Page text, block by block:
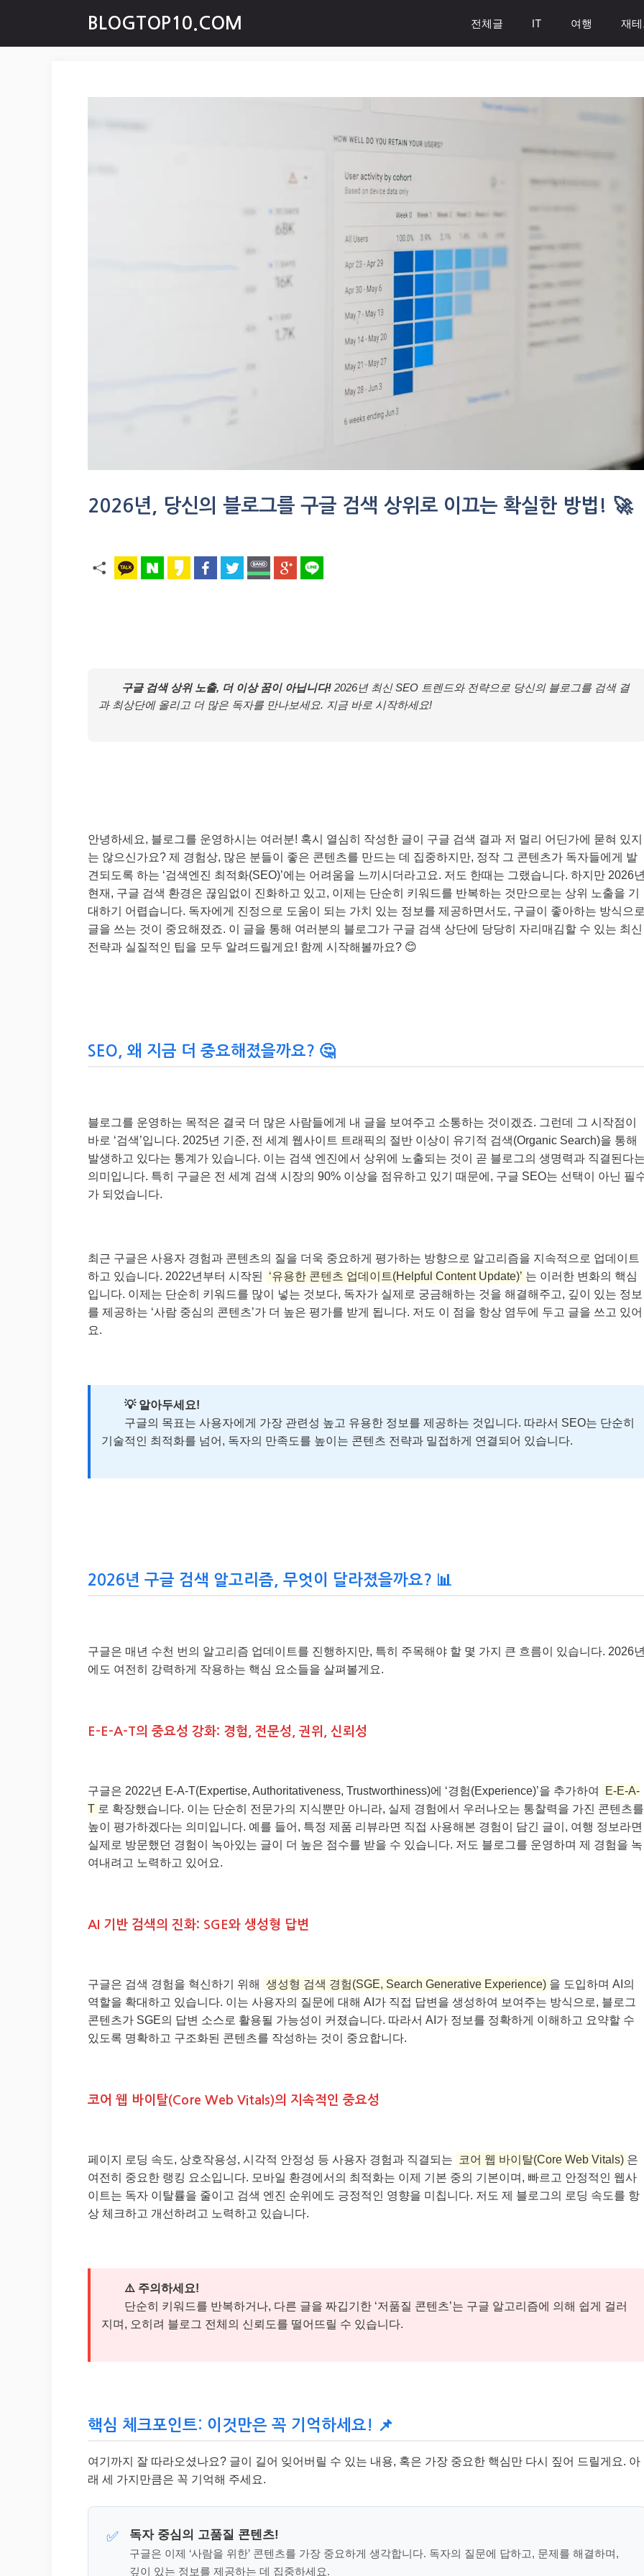
content
BLOGTOP10.COM 전체글 IT 여행 재
2026년, 당신의 블로그를 구글 검색 상위로 이끄는 확실한 방법! 🚀
구글 검색 상위 노출, 더 이상 꿈이 아닙니다! 2026년 최신 SEO 트렌드와 전략으로 당신의 블로그를 검색 결
과 최상단에 올리고 더 많은 독자를 만나보세요. 지금 바로 시작하세요!
안녕하세요, 블로그를 운영하시는 여러분! 혹시 열심히 작성한 글이 구글 검색 결과 저 멀리 어딘가에 묻혀 있지
는 않으신가요? 제 경험상, 많은 분들이 좋은 콘텐츠를 만드는 데 집중하지만, 정작 그 콘텐츠가 독자들에게 발
견되도록 하는 ‘검색엔진 최적화(SEO)’에는 어려움을 느끼시더라고요. 저도 한때는 그랬습니다. 하지만 2026
현재, 구글 검색 환경은 끊임없이 진화하고 있고, 이제는 단순히 키워드를 반복하는 것만으로는 상위 노출을 기
대하기 어렵습니다. 독자에게 진정으로 도움이 되는 가치 있는 정보를 제공하면서도, 구글이 좋아하는 방식으
글을 쓰는 것이 중요해졌죠. 이 글을 통해 여러분의 블로그가 구글 검색 상단에 당당히 자리매김할 수 있는 최신
전략과 실질적인 팁을 모두 알려드릴게요! 함께 시작해볼까요? 😊
SEO, 왜 지금 더 중요해졌을까요? 🤔
블로그를 운영하는 목적은 결국 더 많은 사람들에게 내 글을 보여주고 소통하는 것이겠죠. 그런데 그 시작점이
바로 ‘검색’입니다. 2025년 기준, 전 세계 웹사이트 트래픽의 절반 이상이 유기적 검색(Organic Search)을 통해
발생하고 있다는 통계가 있습니다. 이는 검색 엔진에서 상위에 노출되는 것이 곧 블로그의 생명력과 직결된다
의미입니다. 특히 구글은 전 세계 검색 시장의 90% 이상을 점유하고 있기 때문에, 구글 SEO는 선택이 아닌 필
가 되었습니다.
최근 구글은 사용자 경험과 콘텐츠의 질을 더욱 중요하게 평가하는 방향으로 알고리즘을 지속적으로 업데이트
하고 있습니다. 2022년부터 시작된
‘유용한 콘텐츠 업데이트(Helpful Content Update)’ 는 이러한 변화의 핵심
입니다. 이제는 단순히 키워드를 많이 넣는 것보다, 독자가 실제로 궁금해하는 것을 해결해주고, 깊이 있는 정보
를 제공하는 ‘사람 중심의 콘텐츠’가 더 높은 평가를 받게 됩니다. 저도 이 점을 항상 염두에 두고 글을 쓰고 있어
요.
💡 알아두세요!
구글의 목표는 사용자에게 가장 관련성 높고 유용한 정보를 제공하는 것입니다. 따라서 SEO는 단순히
기술적인 최적화를 넘어, 독자의 만족도를 높이는 콘텐츠 전략과 밀접하게 연결되어 있습니다.
2026년 구글 검색 알고리즘, 무엇이 달라졌을까요? 📊
구글은 매년 수천 번의 알고리즘 업데이트를 진행하지만, 특히 주목해야 할 몇 가지 큰 흐름이 있습니다. 2026
에도 여전히 강력하게 작용하는 핵심 요소들을 살펴볼게요.
E-E-A-T의 중요성 강화: 경험, 전문성, 권위, 신뢰성
구글은 2022년 E-A-T(Expertise, Authoritativeness, Trustworthiness)에 ‘경험(Experience)’을 추가하여
E-E-A-
T 로 확장했습니다. 이는 단순히 전문가의 지식뿐만 아니라, 실제 경험에서 우러나오는 통찰력을 가진 콘텐츠를
높이 평가하겠다는 의미입니다. 예를 들어, 특정 제품 리뷰라면 직접 사용해본 경험이 담긴 글이, 여행 정보라면
실제로 방문했던 경험이 녹아있는 글이 더 높은 점수를 받을 수 있습니다. 저도 블로그를 운영하며 제 경험을 녹
여내려고 노력하고 있어요.
AI 기반 검색의 진화: SGE와 생성형 답변
구글은 검색 경험을 혁신하기 위해 생성형 검색 경험(SGE, Search Generative Experience) 을 도입하며 AI의
역할을 확대하고 있습니다. 이는 사용자의 질문에 대해 AI가 직접 답변을 생성하여 보여주는 방식으로, 블로그
콘텐츠가 SGE의 답변 소스로 활용될 가능성이 커졌습니다. 따라서 AI가 정보를 정확하게 이해하고 요약할 수
있도록 명확하고 구조화된 콘텐츠를 작성하는 것이 중요합니다.
코어 웹 바이탈(Core Web Vitals)의 지속적인 중요성
페이지 로딩 속도, 상호작용성, 시각적 안정성 등 사용자 경험과 직결되는 코어 웹 바이탈(Core Web Vitals) 은
여전히 중요한 랭킹 요소입니다. 모바일 환경에서의 최적화는 이제 기본 중의 기본이며, 빠르고 안정적인 웹사
이트는 독자 이탈률을 줄이고 검색 엔진 순위에도 긍정적인 영향을 미칩니다. 저도 제 블로그의 로딩 속도를 항
상 체크하고 개선하려고 노력하고 있습니다.
⚠️ 주의하세요!
단순히 키워드를 반복하거나, 다른 글을 짜깁기한 ‘저품질 콘텐츠’는 구글 알고리즘에 의해 쉽게 걸러
지며, 오히려 블로그 전체의 신뢰도를 떨어뜨릴 수 있습니다.
핵심 체크포인트: 이것만은 꼭 기억하세요! 📌
여기까지 잘 따라오셨나요? 글이 길어 잊어버릴 수 있는 내용, 혹은 가장 중요한 핵심만 다시 짚어 드릴게요. 아
래 세 가지만큼은 꼭 기억해 주세요.
✅ 독자 중심의 고품질 콘텐츠!
구글은 이제 ‘사람을 위한’ 콘텐츠를 가장 중요하게 생각합니다. 독자의 질문에 답하고, 문제를 해결하며,
깊이 있는 정보를 제공하는 데 집중하세요.